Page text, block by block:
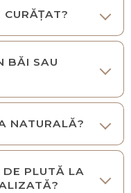
CURĂȚAT?
BĂI SAU
NATURALĂ?
PLUTĂ LA